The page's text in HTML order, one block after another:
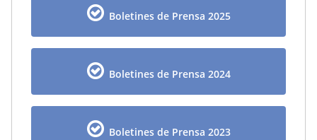
Boletines de Prensa 2025
Boletines de Prensa 2024
Boletines de Prensa 2023